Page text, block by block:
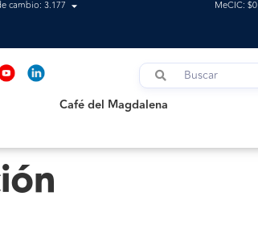
cambio: 3.177 MeCIC: $0
Café del Magdalena